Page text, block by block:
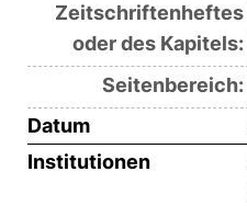
Zeitschriftenheftes
oder des Kapitels:
Seitenbereich:
Datum
Institutionen